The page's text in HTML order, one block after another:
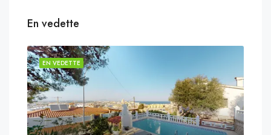
En vedette
EN VEDETTE